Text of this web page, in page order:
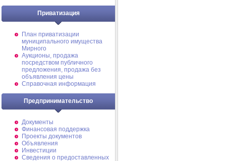
Приватизация
План приватизации
муниципального имущества
Мирного
Аукционы, продажа
посредством публичного
предложения, продажа без
объявления цены
Справочная информация
Предпринимательство
Документы
Финансовая поддержка
Проекты документов
Объявления
Инвестиции
Сведения о предоставленных